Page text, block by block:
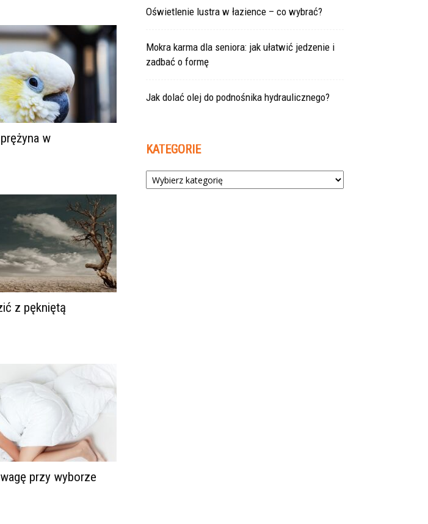
w
z pękniętą
przy wyborze
Oświetlenie lustra w łazience – co wybrać?
Mokra karma dla seniora: jak ułatwić jedzenie i
zadbać o formę
Jak dolać olej do podnośnika hydraulicznego?
KATEGORIE
Kategorie